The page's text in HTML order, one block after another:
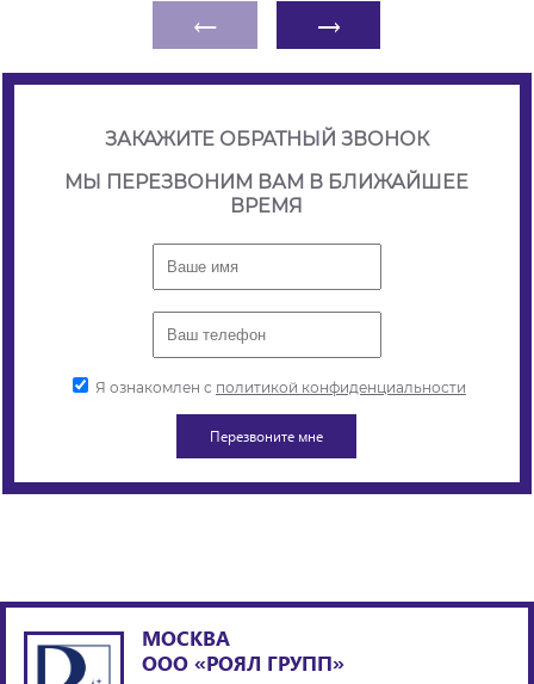
← →
ЗАКАЖИТЕ ОБРАТНЫЙ ЗВОНОК
МЫ ПЕРЕЗВОНИМ ВАМ В БЛИЖАЙШЕЕ
ВРЕМЯ
Я ознакомлен с политикой конфиденциальности
МОСКВА
ООО «РОЯЛ ГРУПП»